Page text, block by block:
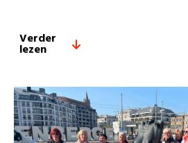
Verder
lezen